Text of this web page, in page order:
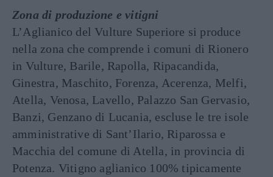
Zona di produzione e vitigni
L’Aglianico del Vulture Superiore si produce
nella zona che comprende i comuni di Rionero
in Vulture, Barile, Rapolla, Ripacandida,
Ginestra, Maschito, Forenza, Acerenza, Melfi,
Atella, Venosa, Lavello, Palazzo San Gervasio,
Banzi, Genzano di Lucania, escluse le tre isole
amministrative di Sant’Ilario, Riparossa e
Macchia del comune di Atella, in provincia di
Potenza. Vitigno aglianico 100% tipicamente